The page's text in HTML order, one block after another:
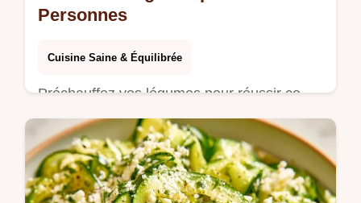
Personnes
Cuisine Saine & Équilibrée
Préchauffez vos légumes pour réussir ce
Flan de courgettes. Retrouvez tous les
détails de la recette pour un résultat
onctueux en 70 min.